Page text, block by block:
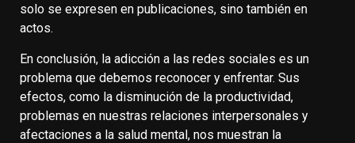
solo se expresen en publicaciones, sino también en
actos.
En conclusión, la adicción a las redes sociales es un
problema que debemos reconocer y enfrentar. Sus
efectos, como la disminución de la productividad,
problemas en nuestras relaciones interpersonales y
afectaciones a la salud mental, nos muestran la